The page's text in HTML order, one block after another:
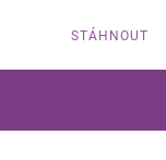
STÁHNOUT